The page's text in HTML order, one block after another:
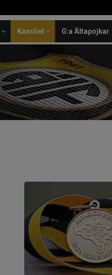
Kansliet G:a Ältapojkar